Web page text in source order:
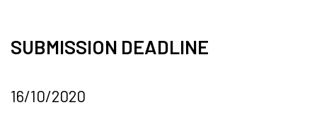
SUBMISSION DEADLINE
16/10/2020